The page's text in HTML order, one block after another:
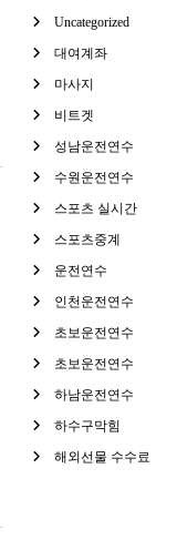
Uncategorized
대여계좌
마사지
비트겟
성남운전연수
수원운전연수
스포츠 실시간
스포츠중계
운전연수
인천운전연수
초보운전연수
초보운전연수
하남운전연수
하수구막힘
해외선물 수수료